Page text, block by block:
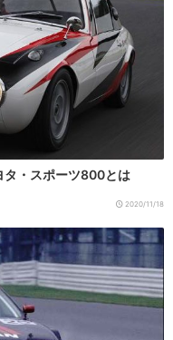
タ・スポーツ800とは
2020/11/18